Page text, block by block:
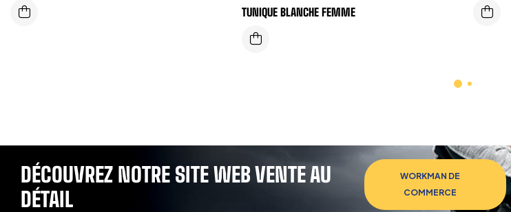
TUNIQUE BLANCHE FEMME
DÉCOUVREZ NOTRE SITE WEB VENTE AU
DÉTAIL
WORKMAN DE
COMMERCE